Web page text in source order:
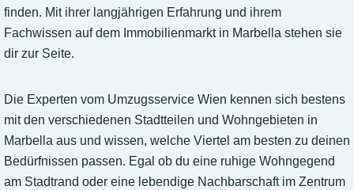
finden. Mit ihrer langjährigen Erfahrung und ihrem
Fachwissen auf dem Immobilienmarkt in Marbella stehen sie
dir zur Seite.
Die Experten vom Umzugsservice Wien kennen sich bestens
mit den verschiedenen Stadtteilen und Wohngebieten in
Marbella aus und wissen, welche Viertel am besten zu deinen
Bedürfnissen passen. Egal ob du eine ruhige Wohngegend
am Stadtrand oder eine lebendige Nachbarschaft im Zentrum